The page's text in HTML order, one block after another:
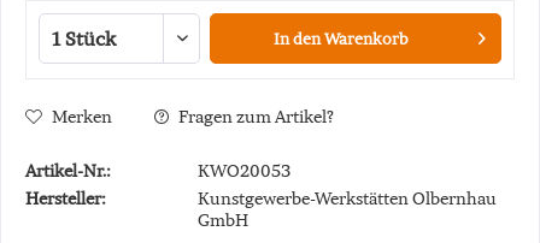
In denWarenkorb
Merken Fragen zum Artikel?
Artikel-Nr.:
KWO20053
Hersteller:
Kunstgewerbe-Werkstätten Olbernhau
GmbH